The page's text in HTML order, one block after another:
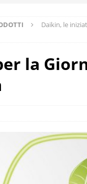
Daikin, le
la